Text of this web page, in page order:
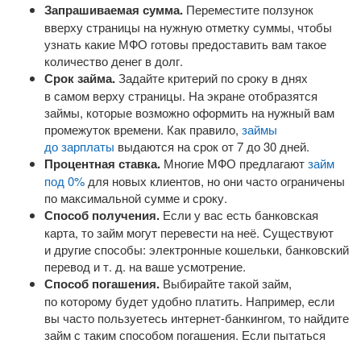
Запрашиваемая сумма. Переместите ползунок
вверху страницы на нужную отметку суммы, чтобы
узнать какие МФО готовы предоставить вам такое
количество денег в долг.
Срок займа.Задайте критерий по сроку в днях
в самом верху страницы. На экране отобразятся
займы, которые возможно оформить на нужный вам
промежуток времени. Как правило, займы
до зарплаты выдаются на срок от 7 до 30 дней.
Процентная ставка. Многие МФО предлагаютзайм
под 0% для новых клиентов, но они часто ограничены
по максимальной сумме и сроку.
Способ получения. Если у вас есть банковская
карта, то займ могут перевести на неё. Существуют
и другие способы: электронные кошельки, банковский
перевод и т. д. на ваше усмотрение.
Способ погашения. Выбирайте такой займ,
по которому будет удобно платить. Например, если
вы часто пользуетесь интернет-банкингом, то найдите
займ с таким способом погашения. Если пытаться